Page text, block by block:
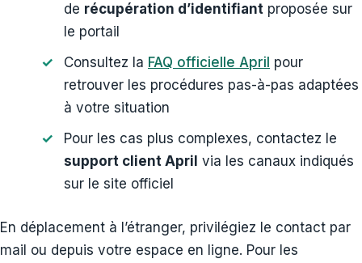
de récupération d’identifiant proposée sur
le portail
Consultez la FAQ officielle April pour
retrouver les procédures pas-à-pas adaptées
à votre situation
Pour les cas plus complexes, contactez le
support client April via les canaux indiqués
sur le site officiel
En déplacement à l’étranger, privilégiez le contact par
mail ou depuis votre espace en ligne. Pour les